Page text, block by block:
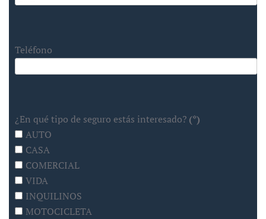
Teléfono
¿En qué tipo de seguro estás interesado? (*)
AUTO
CASA
COMERCIAL
VIDA
INQUILINOS
MOTOCICLETA